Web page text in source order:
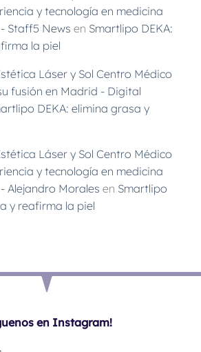
y tecnología en medicina
Staff5 News en Smartlipo DEKA:
la piel
Láser y Sol Centro Médico
fusión en Madrid - Digital
DEKA: elimina grasa y
Láser y Sol Centro Médico
y tecnología en medicina
Alejandro Morales en Smartlipo
y reafirma la piel
en Instagram!